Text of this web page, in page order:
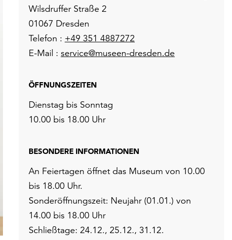
Wilsdruffer Straße 2
01067 Dresden
Telefon : +49 351 4887272
E-Mail : service@museen-dresden.de
ÖFFNUNGSZEITEN
Dienstag bis Sonntag
10.00 bis 18.00 Uhr
BESONDERE INFORMATIONEN
An Feiertagen öffnet das Museum von 10.00
bis 18.00 Uhr.
Sonderöffnungszeit: Neujahr (01.01.) von
14.00 bis 18.00 Uhr
Schließtage: 24.12., 25.12., 31.12.